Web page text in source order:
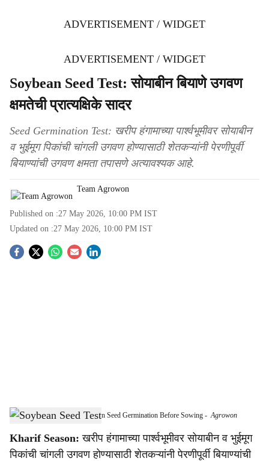
ADVERTISEMENT / WIDGET
ADVERTISEMENT / WIDGET
Soybean Seed Test: सोयाबीन बियाणे उगवण
क्षमतेची प्रात्यक्षिके सादर
Seed Germination Test: खरीप हंगामाच्या पार्श्वभूमीवर सोयाबीन
व भुईमूग पिकांची चांगली उगवण होण्यासाठी शेतकऱ्यांनी पेरणीपूर्वी
बियाण्यांची उगवण क्षमता तपासणे अत्यावश्यक आहे.
Team Agrowon
Published on :27 May 2026, 10:00 PM IST
Updated on :27 May 2026, 10:00 PM IST
S
a
Farmers Advised to Test Soybean Seed Germination Before Sowing -Agrowon
Kharif Season: खरीप हंगामाच्या पार्श्वभूमीवर सोयाबीन व भुईमूग
पिकांची चांगली उगवण होण्यासाठी शेतकऱ्यांनी पेरणीपूर्वी बियाण्यांची